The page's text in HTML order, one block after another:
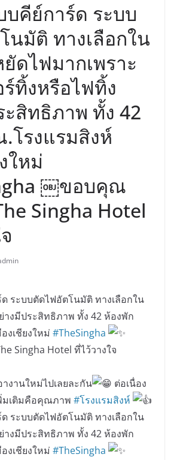
บคีย์การ์ด ระบบ
นมัติ ทางเลือกใน
ดไฟมากเพราะ
ทิ้งหรือไฟทิ้ง
ะสิทธิภาพ ทั้ง 42
โรงแรมสิงห์
ใหม่
￼ขอบคุณ
Singha Hotel
ระบบตัดไฟอัตโนมัติ ทางเลือกใน
างมีประสิทธิภาพ ทั้ง 42 ห้องพัก
งเชียงใหม่ #TheSingha
Singha Hotel ที่ไว้วางใจ
างานใหม่ไปเลยละกัน
ต่อเนื่อง
มเติมคือคุณภาพ #โรงแรมสิงห์
ระบบตัดไฟอัตโนมัติ ทางเลือกใน
างมีประสิทธิภาพ ทั้ง 42 ห้องพัก
งเชียงใหม่ #TheSingha